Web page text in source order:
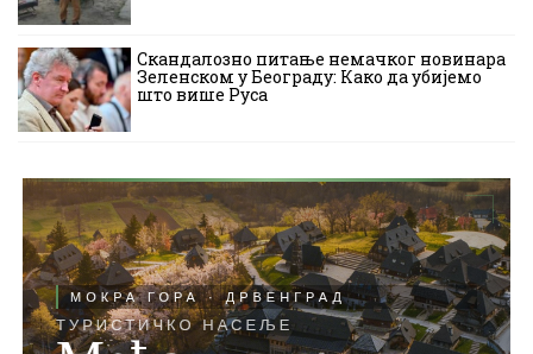
Скандалозно питање немачког новинара
Зеленском у Београду: Како да убијемо
што више Руса